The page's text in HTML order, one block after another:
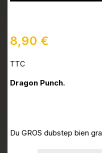
8,90 €
TTC
Dragon Punch.
Du GROS dubstep bien